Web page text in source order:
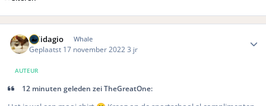
Solidagio Whale
Geplaatst 17 november 2022 3 jr
AUTEUR
12 minuten geleden zei TheGreatOne: